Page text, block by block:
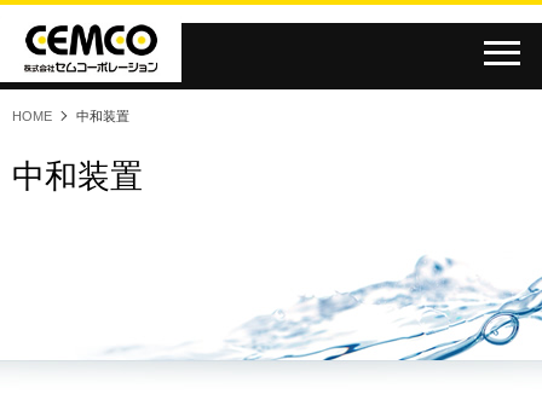
HOME 中和装置
中和装置